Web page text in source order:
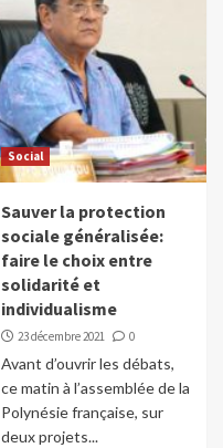
Social
Sauver la protection
sociale généralisée:
faire le choix entre
solidarité et
individualisme
23 décembre 2021 0
Avant d’ouvrir les débats,
ce matin à l’assemblée de la
Polynésie française, sur
deux projets...